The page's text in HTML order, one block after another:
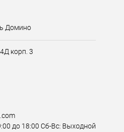
Домино
корп. 3
до 18:00 Сб-Вс: Выходной